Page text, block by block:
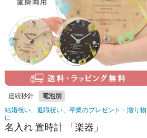
連続秒針
電池別
結婚祝い、退職祝い、卒業のプレゼント・贈り物
に
名入れ 置時計 「楽器」